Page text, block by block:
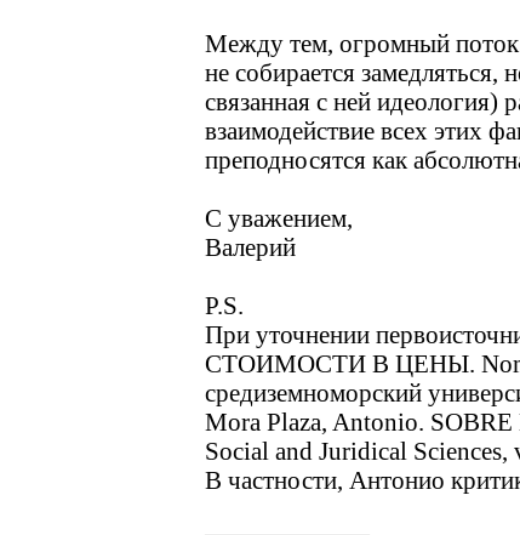
Между тем, огромный поток
не собирается замедляться,
связанная с ней идеология)
взаимодействие всех этих
преподносятся как
С уважением,
Валерий
P.S.
При уточнении
СТОИМОСТИ В ЦЕНЫ.
средиземноморский
Mora Plaza, Antonio.
Social and Juridical
В частности, Антонио